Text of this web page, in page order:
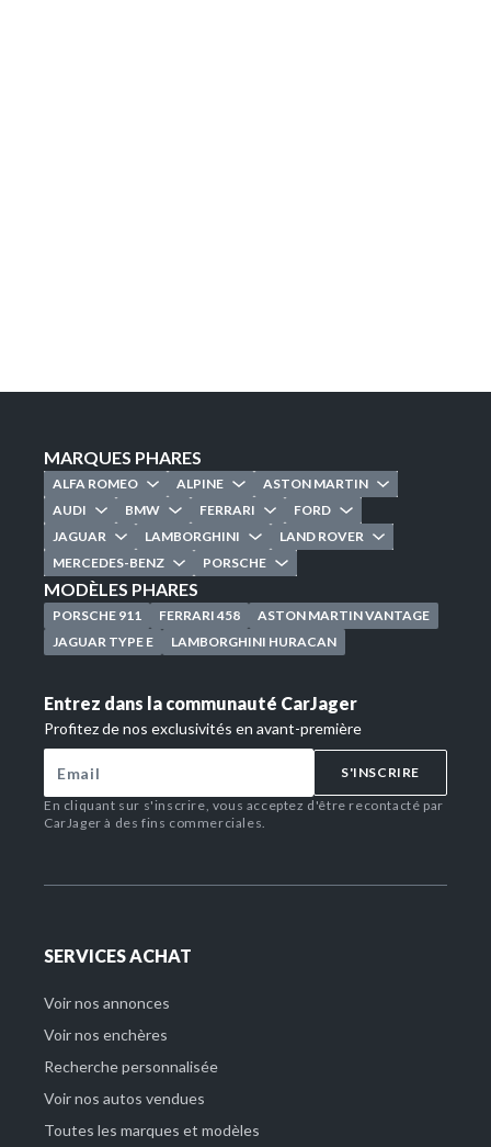
MARQUES PHARES
ALFA ROMEO ALPINE
ASTON MARTIN
AUDI
BMW FERRARI
FORD
JAGUAR
LAMBORGHINI
LAND ROVER
MERCEDES-BENZ
PORSCHE
MODÈLES PHARES
PORSCHE 911 FERRARI 458
ASTON MARTIN VANTAGE
JAGUAR TYPE E
LAMBORGHINI HURACAN
Entrez dans la communauté CarJager
Profitez de nos exclusivités en avant-première
S'INSCRIRE
En cliquant sur s'inscrire, vous acceptez d'être recontacté par
CarJager à des fins commerciales.
SERVICES ACHAT
Voir nos annonces
Voir nos enchères
Recherche personnalisée
Voir nos autos vendues
Toutes les marques et modèles